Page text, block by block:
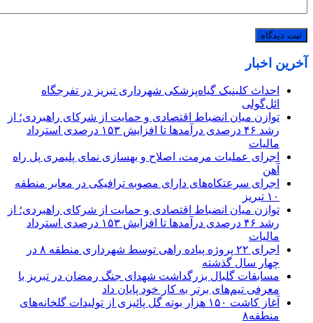
آخرین اخبار
احداث کلینیک گیاه‌پزشکی شهرداری تبریز در تفرجگاه
ائل‌گولی
توازن میان انضباط اقتصادی و حمایت از شرکای راهبردی؛ از
رشد ۴۶ درصدی درآمدها تا افزایش ۱۵۳ درصدی استرداد
مالیات
اجرای عملیات مرمت، اصلاح و بهسازی نمای پلیمری پل راه
آهن
اجرای سرعتکاه‌های دارای مصوبه ترافیکی در معابر منطقه
۱۰ تبریز
توازن میان انضباط اقتصادی و حمایت از شرکای راهبردی؛ از
رشد ۴۶ درصدی درآمدها تا افزایش ۱۵۳ درصدی استرداد
مالیات
اجرای ۲۲ پروژه پیاده راهی توسط شهرداری منطقه ۸ در
چهار سال گذشته
مسابقات گلبال بزرگداشت شهدای جنگ رمضان در تبریز با
معرفی تیم‌های برتر به کار خود پایان داد
آغاز کاشت ۱۵۰ هزار بوته گل پائیزی از تولیدات گلخانه‌های
منطقه۸